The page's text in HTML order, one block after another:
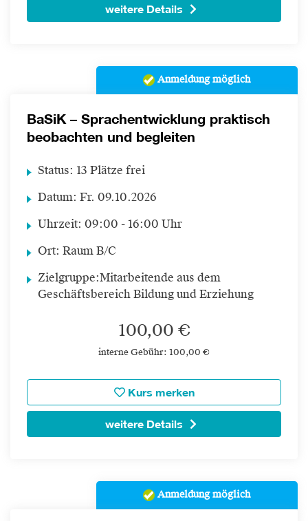
weitere Details
Anmeldung möglich
BaSiK – Sprachentwicklung praktisch
beobachten und begleiten
Status: 13 Plätze frei
Datum: Fr. 09.10.2026
Uhrzeit: 09:00 - 16:00 Uhr
Ort: Raum B/C
Zielgruppe:Mitarbeitende aus dem
Geschäftsbereich Bildung und Erziehung
100,00 €
interne Gebühr: 100,00 €
Kurs merken
weitere Details
Anmeldung möglich